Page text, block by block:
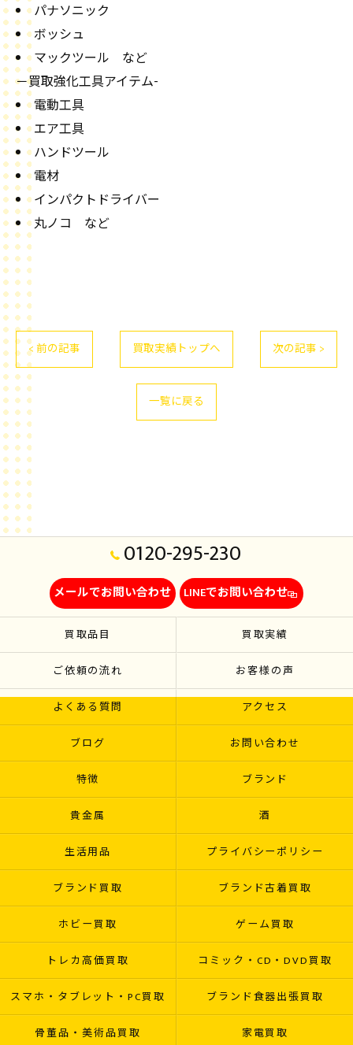
パナソニック
ボッシュ
マックツール など
－買取強化工具アイテム-
電動工具
エア工具
ハンドツール
電材
インパクトドライバー
丸ノコ など
< 前の記事 買取実績トップへ 次の記事 >
一覧に戻る
0120-295-230
メールでお問い合わせ LINEでお問い合わせ
買取品目 買取実績
ご依頼の流れ お客様の声
よくある質問 アクセス
ブログ お問い合わせ
特徴 ブランド
貴金属 酒
生活用品 プライバシーポリシー
ブランド買取 ブランド古着買取
ホビー買取 ゲーム買取
トレカ高価買取 コミック・CD・DVD買取
スマホ・タブレット・PC買取 ブランド食器出張買取
骨董品・美術品買取 家電買取